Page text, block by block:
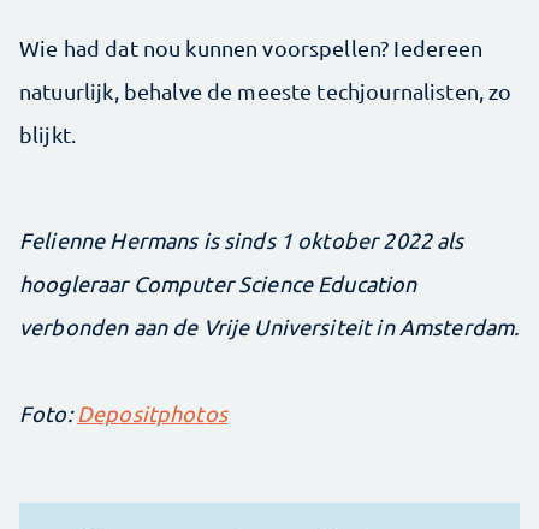
Wie had dat nou kunnen voorspellen? Iedereen
natuurlijk, behalve de meeste techjournalisten, zo
blijkt.
Felienne ­Hermans is sinds 1 oktober 2022 als
hoogleraar Computer Science Education
verbonden aan de Vrije Universiteit in Amsterdam.
Foto:Depositphotos